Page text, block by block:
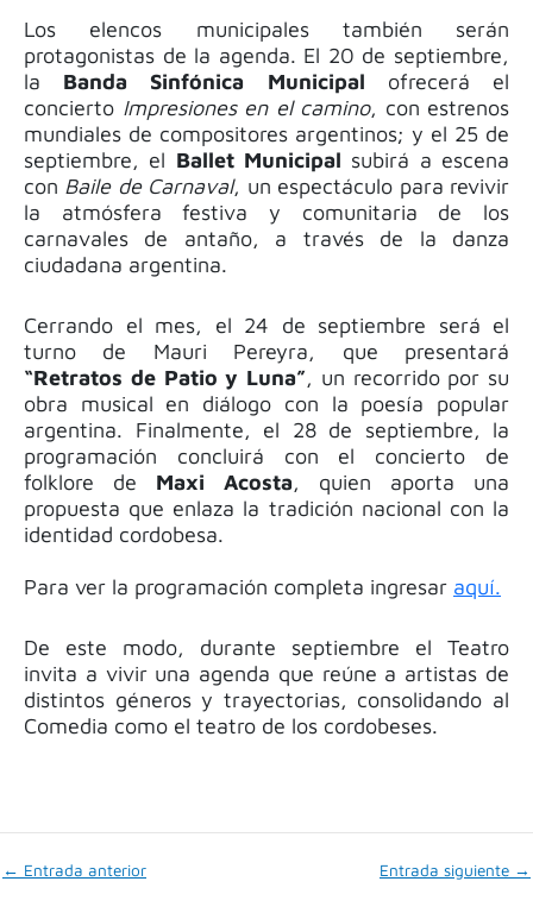
Los elencos municipales también serán
protagonistas de la agenda. El 20 de septiembre,
la Banda Sinfónica Municipal ofrecerá el
concierto Impresiones en el camino, con estrenos
mundiales de compositores argentinos; y el 25 de
septiembre, el Ballet Municipal subirá a escena
con Baile de Carnaval, un espectáculo para revivir
la atmósfera festiva y comunitaria de los
carnavales de antaño, a través de la danza
ciudadana argentina.
Cerrando el mes, el 24 de septiembre será el
turno de Mauri Pereyra, que presentará
“Retratos de Patio y Luna”, un recorrido por su
obra musical en diálogo con la poesía popular
argentina. Finalmente, el 28 de septiembre, la
programación concluirá con el concierto de
folklore de Maxi Acosta, quien aporta una
propuesta que enlaza la tradición nacional con la
identidad cordobesa.
Para ver la programación completa ingresar aquí.
De este modo, durante septiembre el Teatro
invita a vivir una agenda que reúne a artistas de
distintos géneros y trayectorias, consolidando al
Comedia como el teatro de los cordobeses.
← Entrada anterior Entrada siguiente →